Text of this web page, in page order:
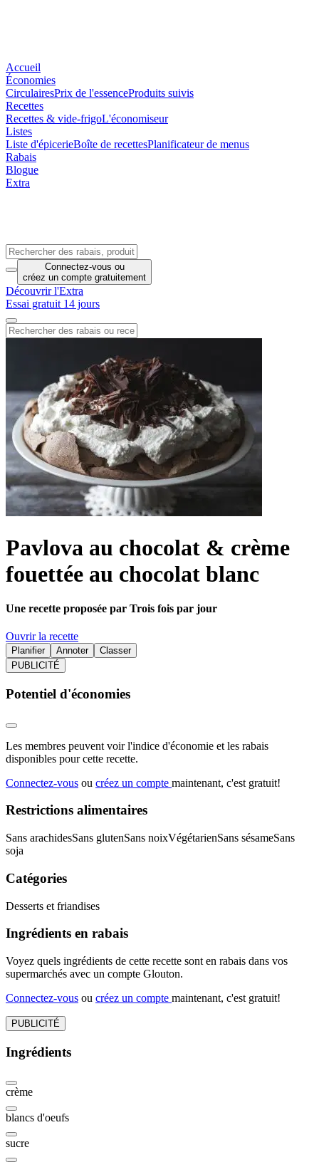
Accueil
Économies
CirculairesPrix de l'essenceProduits suivis
Recettes
Recettes & vide-frigoL'économiseur
Listes
Liste d'épicerieBoîte de recettesPlanificateur de menus
Rabais
Blogue
Extra
Connectez-vous ou
créez un compte gratuitement
Découvrir l'Extra
Essai gratuit 14 jours
Pavlova au chocolat & crème
fouettée au chocolat blanc
Une recette proposée par Trois fois par jour
Ouvrir la recette
Planifier Annoter
Classer
PUBLICITÉ
Potentiel d'économies
Les membres peuvent voir l'indice d'économie et les rabais
disponibles pour cette recette.
Connectez-vous ou créez un compte maintenant, c'est gratuit!
Restrictions alimentaires
Sans arachidesSans glutenSans noixVégétarienSans sésameSans
soja
Catégories
Desserts et friandises
Ingrédients en rabais
Voyez quels ingrédients de cette recette sont en rabais dans vos
supermarchés avec un compte Glouton.
Connectez-vous ou créez un compte maintenant, c'est gratuit!
PUBLICITÉ
Ingrédients
crème
blancs d'oeufs
sucre